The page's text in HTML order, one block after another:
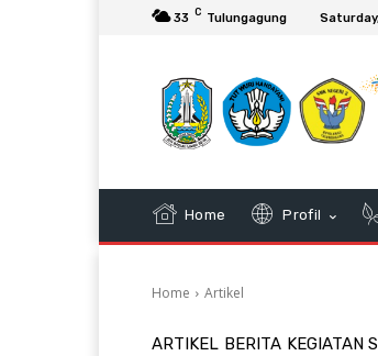
33 C Tulungagung
Home Profil
Home Artikel
ARTIKEL BERITA KEGIATAN